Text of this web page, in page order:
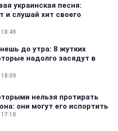
украинская песня:
и слушай хит своего
18:49
до утра: 8 жутких
надолго засядут в
18:09
нельзя протирать
они могут его испортить
17:18